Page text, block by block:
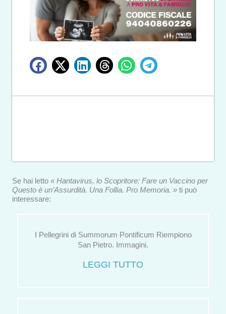
Se hai letto « Hantavirus, lo Scopritore: Fare un Vaccino per
Questo è un’Assurdità. Una Follia. Pro Memoria. » ti può
interessare:
I Pellegrini di Summorum Pontificum Riempiono
San Pietro. Immagini.
LEGGI TUTTO